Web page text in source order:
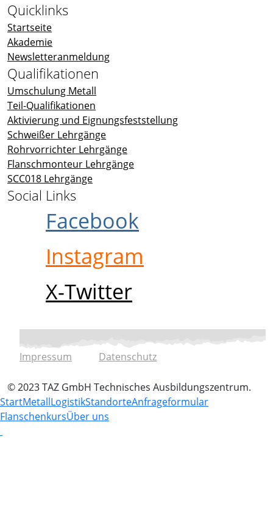
Quicklinks
Startseite
Akademie
Newsletteranmeldung
Qualifikationen
Umschulung Metall
Teil-Qualifikationen
Aktivierung und Eignungsfeststellung
Schweißer Lehrgänge
Rohrvorrichter Lehrgänge
Flanschmonteur Lehrgänge
SCC018 Lehrgänge
Social Links
Facebook
Instagram
X-Twitter
Impressum Datenschutz
© 2023 TAZ GmbH Technisches Ausbildungszentrum.
StartMetallLogistikStandorteAnfrageformular
FlanschenkursÜber uns